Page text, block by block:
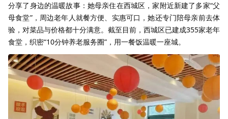
分享了身边的温暖故事：她母亲住在西城区，家附近新建了多家“父
母食堂”，周边老年人就餐方便、实惠可口，她还专门陪母亲前去体
验，对菜品与价格都十分满意。截至目前，西城区已建成355家老年
食堂，织密“10分钟养老服务圈”，用一餐饭温暖一座城。